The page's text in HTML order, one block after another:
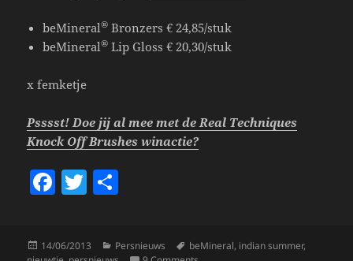
beMineral® Bronzers € 24,85/stuk
beMineral® Lip Gloss € 20,30/stuk
x femketje
Psssst! Doe jij al mee met de Real Techniques
Knock Off Brushes winactie?
F T
Posted
14/06/2013 Categories
Persnieuws Tags
beMineral, indian summer,